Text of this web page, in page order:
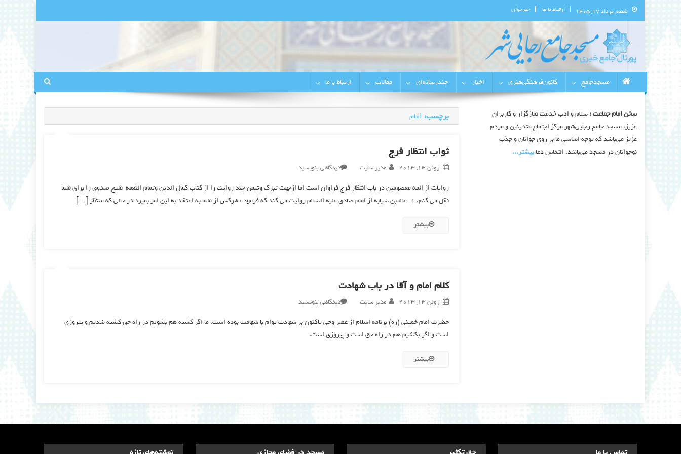
شنبه, مرداد ۱۷, ۱۴۰۵ ارتباط با ما خبرخوان
پورتال اطلاع‌رسانی مسجد جامع رجایی‌شهر
استان البرز
مسجدجامع
کانون‌فرهنگی‌هنری اخبار چندرسانه‌ای مقالات ارتباط با ما
برچسب: امام
ثواب انتظار فرج
ژوئن 13, 2013 مدیر سایت دیدگاهی بنویسید
انتظار
فرج
روایات از ائمه معصومین در باب انتظار فرج فراوان است اما ازجهت تبرک وتیمن چند روایت را از کتاب کمال الدین وتمام النعمه شیخ صدوق را برای شما
نقل می کنم. 1-علاء بن سیابه از امام صادق علیه السلام روایت می کند که فرمود : هرکس از شما به اعتقاد به این امر بمیرد در حالی که منتظر […]
بیشتر
کلام امام و آقا در باب شهادت
ژوئن 13, 2013 مدیر سایت دیدگاهی بنویسید
امام
حضرت امام خمینی (ره) برنامه اسلام از عصر وحی تاکنون بر شهادت توام با شهامت بوده است. ما اگر کشته هم بشویم در راه حق کشته شدیم و پیروزی
است و اگر بکشیم هم در راه حق است و پیروزی است.
بیشتر
سخن امام جماعت :سلام و ادب خدمت نمازگزار و کاربران
عزیز، مسجد جامع رجایی‌شهر مرکز اجتماع متدینین و مردم
عزیز می‌باشد که توجه اساسی ما بر روی جوانان و جذب
نوجوانان در مسجد می‌باشد. التماس دعابیشتر‫...‬